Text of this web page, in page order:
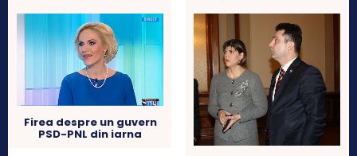
Firea despre un guvern
PSD-PNL din iarna